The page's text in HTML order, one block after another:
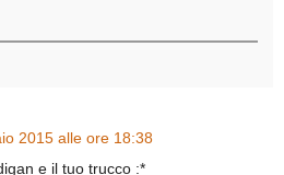
2015 alle ore 18:38
e il tuo trucco :*